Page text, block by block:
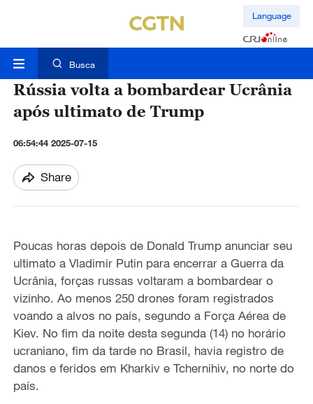
Language
Busca
Rússia volta a bombardear Ucrânia
após ultimato de Trump
06:54:44 2025-07-15
Share
Poucas horas depois de Donald Trump anunciar seu
ultimato a Vladimir Putin para encerrar a Guerra da
Ucrânia, forças russas voltaram a bombardear o
vizinho. Ao menos 250 drones foram registrados
voando a alvos no país, segundo a Força Aérea de
Kiev. No fim da noite desta segunda (14) no horário
ucraniano, fim da tarde no Brasil, havia registro de
danos e feridos em Kharkiv e Tchernihiv, no norte do
país.